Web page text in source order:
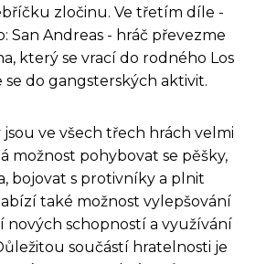
zločinu. Ve třetím díle -
San Andreas - hráč převezme
který se vrací do rodného Los
se do gangsterských aktivit.
ve všech třech hrách velmi
možnost pohybovat se pěšky,
bojovat s protivníky a plnit
také možnost vylepšování
nových schopností a využívání
součástí hratelnosti je